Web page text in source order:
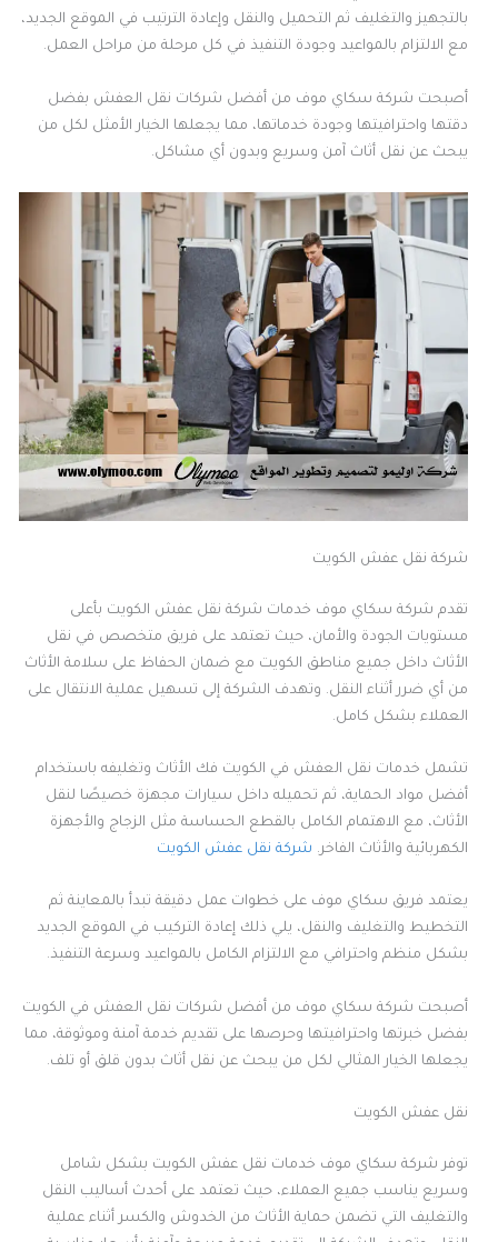
بالتجهيز والتغليف ثم التحميل والنقل وإعادة الترتيب في الموقع الجديد،
مع الالتزام بالمواعيد وجودة التنفيذ في كل مرحلة من مراحل العمل.
أصبحت شركة سكاي موف من أفضل شركات نقل العفش بفضل
دقتها واحترافيتها وجودة خدماتها، مما يجعلها الخيار الأمثل لكل من
يبحث عن نقل أثاث آمن وسريع وبدون أي مشاكل.
شركة نقل عفش الكويت
تقدم شركة سكاي موف خدمات شركة نقل عفش الكويت بأعلى
مستويات الجودة والأمان، حيث تعتمد على فريق متخصص في نقل
الأثاث داخل جميع مناطق الكويت مع ضمان الحفاظ على سلامة الأثاث
من أي ضرر أثناء النقل. وتهدف الشركة إلى تسهيل عملية الانتقال على
العملاء بشكل كامل.
تشمل خدمات نقل العفش في الكويت فك الأثاث وتغليفه باستخدام
أفضل مواد الحماية، ثم تحميله داخل سيارات مجهزة خصيصًا لنقل
الأثاث، مع الاهتمام الكامل بالقطع الحساسة مثل الزجاج والأجهزة
الكهربائية والأثاث الفاخر. شركة نقل عفش الكويت
يعتمد فريق سكاي موف على خطوات عمل دقيقة تبدأ بالمعاينة ثم
التخطيط والتغليف والنقل، يلي ذلك إعادة التركيب في الموقع الجديد
بشكل منظم واحترافي مع الالتزام الكامل بالمواعيد وسرعة التنفيذ.
أصبحت شركة سكاي موف من أفضل شركات نقل العفش في الكويت
بفضل خبرتها واحترافيتها وحرصها على تقديم خدمة آمنة وموثوقة، مما
يجعلها الخيار المثالي لكل من يبحث عن نقل أثاث بدون قلق أو تلف.
نقل عفش الكويت
توفر شركة سكاي موف خدمات نقل عفش الكويت بشكل شامل
وسريع يناسب جميع العملاء، حيث تعتمد على أحدث أساليب النقل
والتغليف التي تضمن حماية الأثاث من الخدوش والكسر أثناء عملية